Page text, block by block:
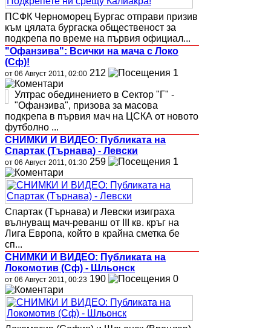
ПСФК Черноморец Бургас отправи призив
към цялата бургаска общественост за
подкрепа по време на първия официал...
"Офанзива": Всички на мача с Локо
(Сф)!
от 06 Август 2011, 02:00 212 1
Ултрас обединението в Сектор "Г" -
"Офанзива", призова за масова
подкрепа в първия мач на ЦСКА от новото
футболно ...
СНИМКИ И ВИДЕО: Публиката на
Спартак (Търнава) - Левски
от 06 Август 2011, 01:30 259 1
Спартак (Търнава) и Левски изиграха
вълнуващ мач-реванш от III кв. кръг на
Лига Европа, който в крайна сметка бе
сп...
СНИМКИ И ВИДЕО: Публиката на
Локомотив (Сф) - Шльонск
от 06 Август 2011, 00:23 190 0